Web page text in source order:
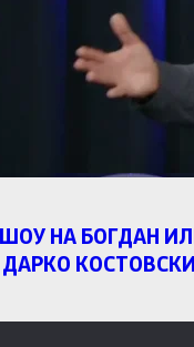
НА БОГДАН
ДАРКО КОСТОВСКИ